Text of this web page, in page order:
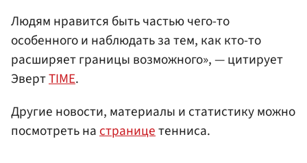
Людям нравится быть частью чего-то
особенного и наблюдать за тем, как кто-то
расширяет границы возможного», — цитирует
ЭвертTIME.
Другие новости, материалы и статистику можно
посмотреть на страницетенниса.